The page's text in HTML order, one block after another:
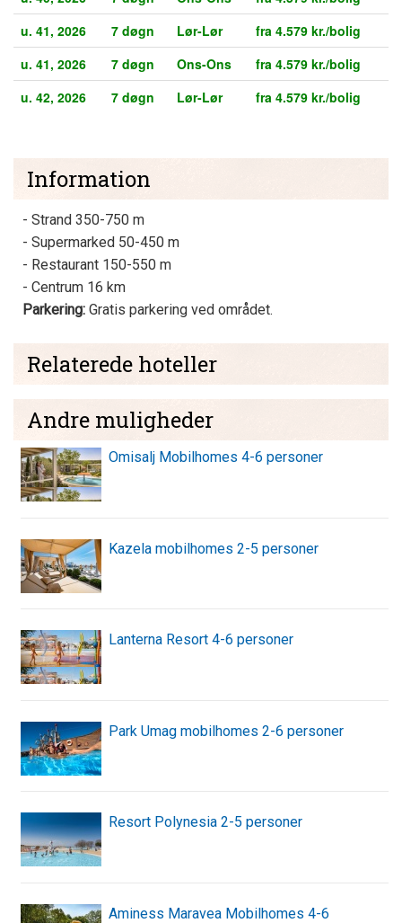
u. 41, 2026
7 døgn Lør-Lør
fra 4.579 kr./bolig
u. 41, 2026
7 døgn Ons-Ons
fra 4.579 kr./bolig
u. 42, 2026
7 døgn Lør-Lør fra 4.579 kr./bolig
Information
- Strand 350-750 m
- Supermarked 50-450 m
- Restaurant 150-550 m
- Centrum 16 km
Parkering: Gratis parkering ved området.
Relaterede hoteller
Andre muligheder
Omisalj Mobilhomes 4-6 personer
Kazela mobilhomes 2-5 personer
Lanterna Resort 4-6 personer
Park Umag mobilhomes 2-6 personer
Resort Polynesia 2-5 personer
Aminess Maravea Mobilhomes 4-6